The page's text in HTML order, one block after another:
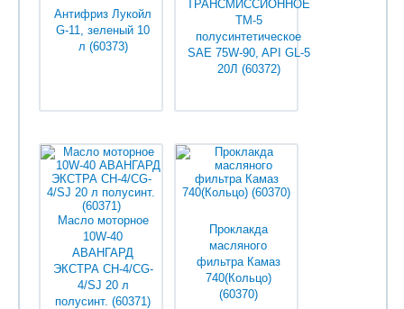
Антифриз Лукойл
G-11, зеленый 10
л (60373)
менеджеров
ТРАНСМИССИОННОЕ
ТМ-5
полусинтетическое
SAE 75W-90, API GL-5
20Л (60372)
менеджеров
Масло моторное
10W-40
АВАНГАРД
ЭКСТРА CH-4/CG-
4/SJ 20 л
полусинт. (60371)
Проклакда
масляного
фильтра Камаз
740(Кольцо)
(60370)